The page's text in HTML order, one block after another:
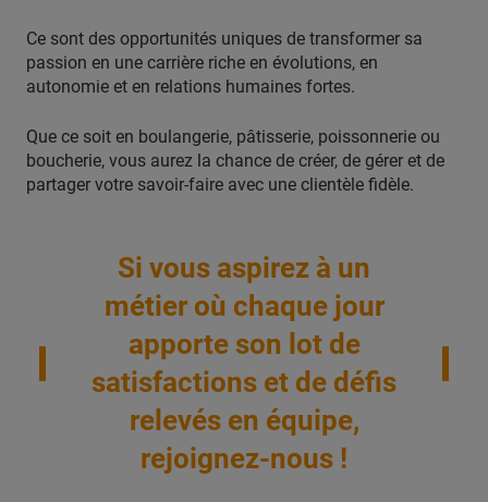
Ce sont des opportunités uniques de transformer sa
passion en une carrière riche en évolutions, en
autonomie et en relations humaines fortes.
Que ce soit en boulangerie, pâtisserie, poissonnerie ou
boucherie, vous aurez la chance de créer, de gérer et de
partager votre savoir-faire avec une clientèle fidèle.
Si vous aspirez à un
métier où chaque jour
apporte son lot de
satisfactions et de défis
relevés en équipe,
rejoignez-nous !